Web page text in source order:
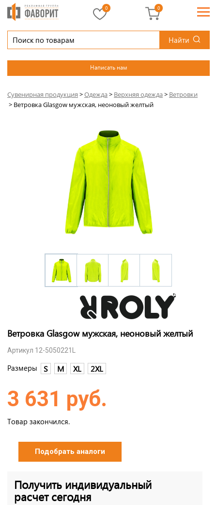
Найти
Написать нам
0 0
Сувенирная продукция >Одежда> Верхняя одежда> Ветровки
> Ветровка Glasgow мужская, неоновый желтый
Ветровка Glasgow мужская, неоновый желтый
Артикул 12-5050221L
Размеры S M XL 2XL
3 631 руб.
Товар закончился.
Подобрать аналоги
Получить индивидуальный
расчет сегодня